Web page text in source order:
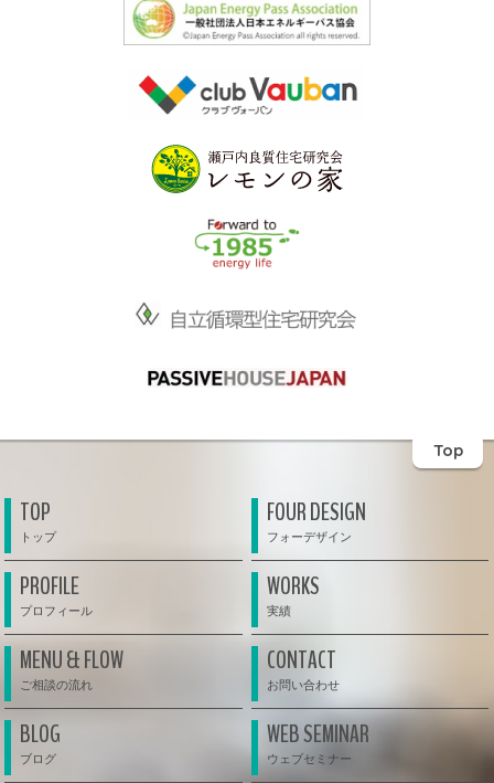
Top
TOP FOUR DESIGN
PROFILE WORKS
MENU & FLOW CONTACT
BLOG WEB SEMINAR